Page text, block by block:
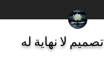
تصميم لا نهاية له